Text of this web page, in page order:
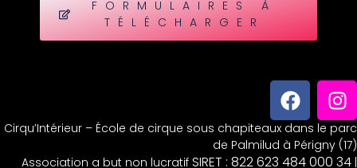
FORMULAIRES À
TÉLÉCHARGER
Cirqu’Intérieur – École de cirque sous chapiteaux dans le parc
de Palmilud à Périgny (17)
Association a but non lucratif SIRET : 822 623 484 000 34